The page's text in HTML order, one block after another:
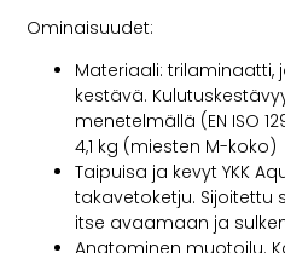
Ominaisuudet:
Materiaali: trilaminaatti,
kestävä.
menetelmällä (EN ISO
4,1 kg (miesten M-koko)
Taipuisa ja kevyt YKK
takavetoketju. Sijoitettu
itse avaamaan ja
Anatominen muotoilu.